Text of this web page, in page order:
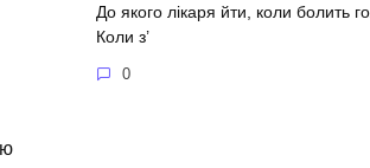
До якого лікаря йти, коли болить
Коли з’
0